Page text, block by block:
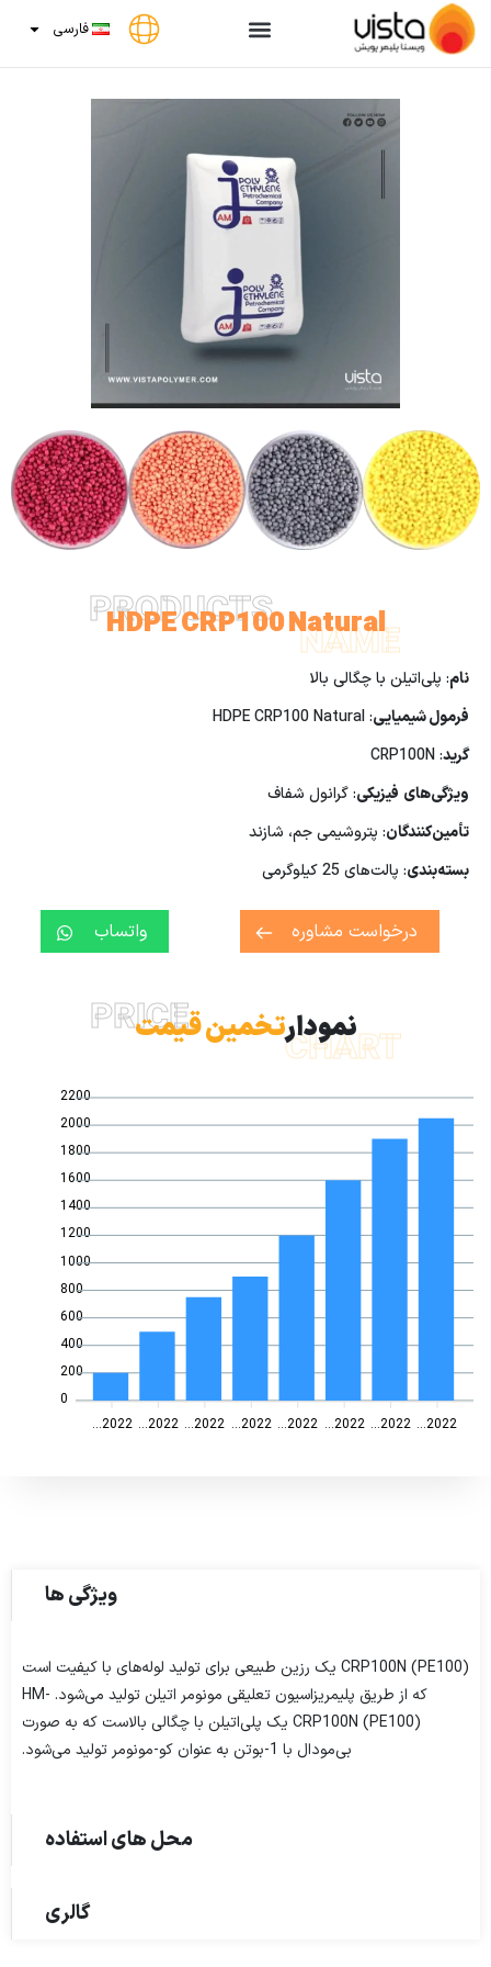
فارسی
PRODUCTS
HDPE CRP100 Natural
NAME
نام: پلی‌اتیلن با چگالی بالا
فرمول شیمیایی: HDPE CRP100 Natural
گرید: CRP100N
ویژگی‌های فیزیکی: گرانول شفاف
تأمین‌کنندگان: پتروشیمی جم، شازند
بسته‌بندی: پالت‌های 25 کیلوگرمی
درخواست مشاوره واتساب
PRICE نمودارتخمین قیمتCHART
2200
2000
1800
1600
1400
1200
1000
800
600
400
200
0
2022...
2022... 2022... 2022... 2022... 2022... 2022... 2022...
ویژگی ها
CRP100N (PE100) یک رزین طبیعی برای تولید لوله‌های با کیفیت است
که از طریق پلیمریزاسیون تعلیقی مونومر اتیلن تولید می‌شود. HM-
CRP100N (PE100) یک پلی‌اتیلن با چگالی بالاست که به صورت
بی‌مودال با 1-بوتن به عنوان کو-مونو‌مر تولید می‌شود.
محل های استفاده
گالری